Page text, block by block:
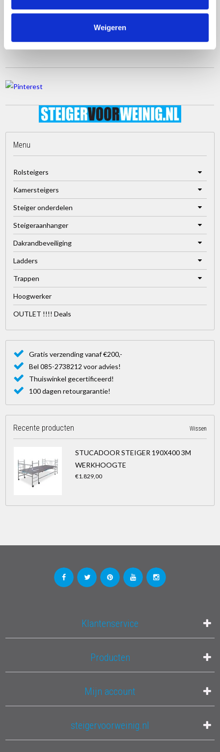
Weigeren
3x platform 250 zonder luik
2 x horizontaalschoor 250 cm
2 x draagconsole t.b.v. de platformen
Menu
Rolsteigers
Kamersteigers
Steiger onderdelen
Steigeraanhanger
Dakrandbeveiliging
Ladders
Trappen
Hoogwerker
OUTLET !!!! Deals
Gratis verzending vanaf €200,-
Bel 085-2738212 voor advies!
Thuiswinkel gecertificeerd!
100 dagen retourgarantie!
Recente producten Wissen
STUCADOOR STEIGER 190X400 3M
WERKHOOGTE
€1.829,00
Klantenservice
Producten
Mijn account
steigervoorweinig.nl